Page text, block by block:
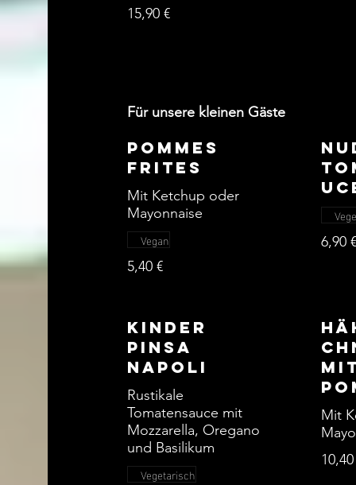
15,90 €
Für unsere kleinen Gäste
Pommes
Frites
Mit Ketchup oder
Mayonnaise
5,40 €
Vegan 6,90 €
Kinder
Pinsa
Napoli
Rustikale
Tomatensauce mit
Mozzarella, Oregano
und Basilikum
Vegetarisch
Mit